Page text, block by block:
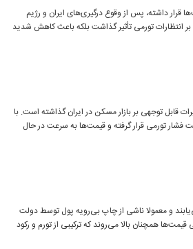
قرار داشته، پس از وقوع درگیری‌های ایران و رژیم
انتظارات تورمی تأثیر گذاشت بلکه باعث کاهش شدید
قابل توجهی بر بازار مسکن در ایران گذاشته است. با
تحت فشار تورمی قرار گرفته و قیمت‌ها به سرعت در حال
قیمت‌ها بیش از ۵۰ درصد افزایش می‌یابند و معمولا ناشی از چاپ بی‌رویه پول توسط دولت
همچنان بالا می‌روند که ترکیبی از تورم و رکود